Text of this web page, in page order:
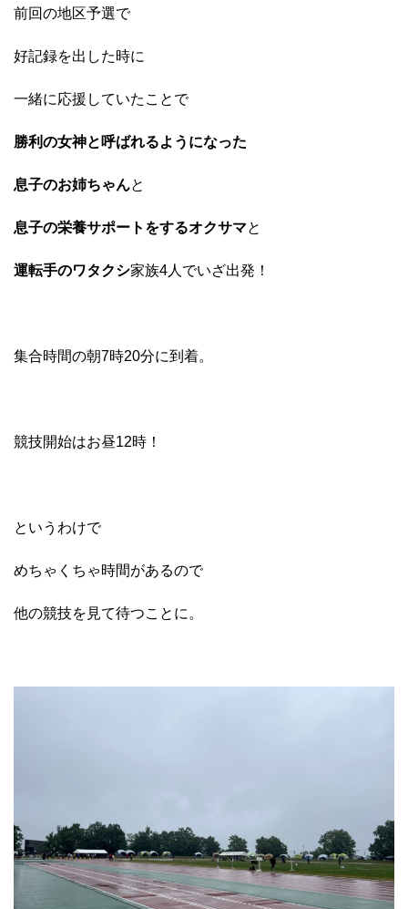
前回の地区予選で
好記録を出した時に
一緒に応援していたことで
勝利の女神と呼ばれるようになった
息子のお姉ちゃんと
息子の栄養サポートをするオクサマと
運転手のワタクシ家族4人でいざ出発！
集合時間の朝7時20分に到着。
競技開始はお昼12時！
というわけで
めちゃくちゃ時間があるので
他の競技を見て待つことに。